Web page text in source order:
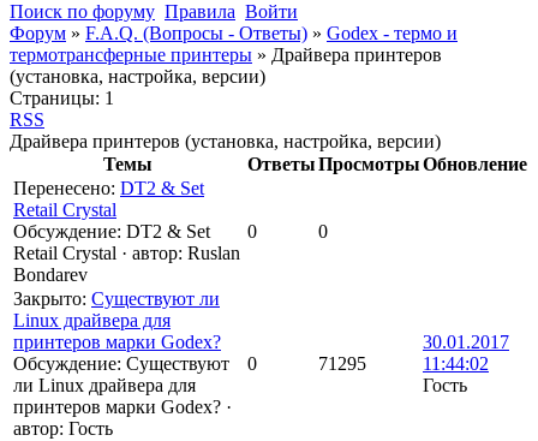
Поиск по форуму Правила Войти
Форум » F.A.Q. (Вопросы - Ответы) » Godex - термо и
термотрансферные принтеры » Драйвера принтеров
(установка, настройка, версии)
Страницы: 1
RSS
Драйвера принтеров (установка, настройка, версии)
Темы
ОтветыПросмотрыОбновление
Перенесено: DT2 & Set
Retail Crystal
Обсуждение: DT2 & Set
Retail Crystal · автор: Ruslan
Bondarev
0 0
Закрыто: Существуют ли
Linux драйвера для
принтеров марки Godex?
Обсуждение: Существуют
ли Linux драйвера для
принтеров марки Godex? ·
автор: Гость
0 71295
30.01.2017
11:44:02
Гость